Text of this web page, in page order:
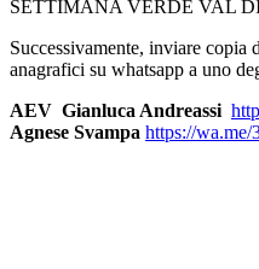
SETTIMANA VERDE VAL
Successivamente, inviare
anagrafici su whatsapp a uno
AEV Gianluca Andreassi
Agnese Svampa https://wa.me/